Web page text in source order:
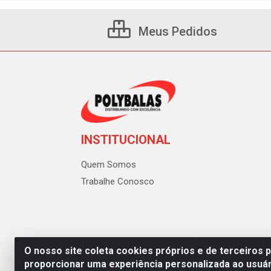
O nosso site coleta cookies próprios e de terceiros
proporcionar uma experiência personalizada ao
Meus Pedidos
INSTITUCIONAL
Quem Somos
Trabalhe Conosco